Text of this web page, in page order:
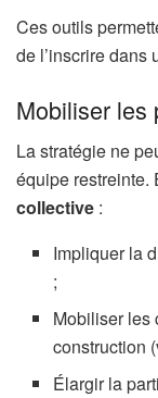
Ces outils
de l’inscrire dans
Mobiliser les
La stratégie ne
équipe restreinte.
collective :
Impliquer la
;
Mobiliser les
construction
Élargir la